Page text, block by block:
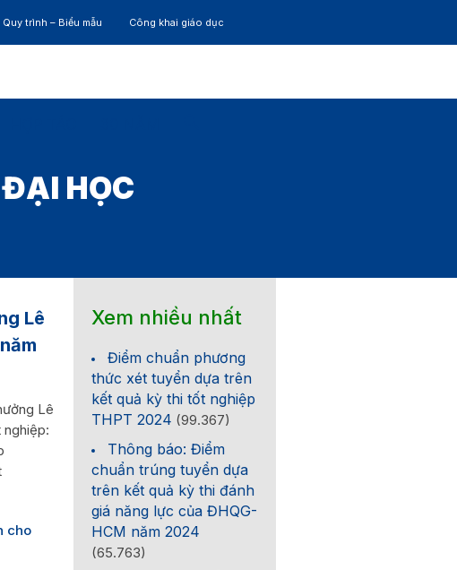
Quy trình – Biểu mẫu Công khai giáo dục
HỌC
Lê
Lê
nghiệp:
cho
Xem nhiều nhất
Điểm chuẩn phương
thức xét tuyển dựa trên
kết quả kỳ thi tốt nghiệp
THPT 2024 (99.367)
Thông báo: Điểm
chuẩn trúng tuyển dựa
trên kết quả kỳ thi đánh
giá năng lực của ĐHQG-
HCM năm 2024
(65.763)